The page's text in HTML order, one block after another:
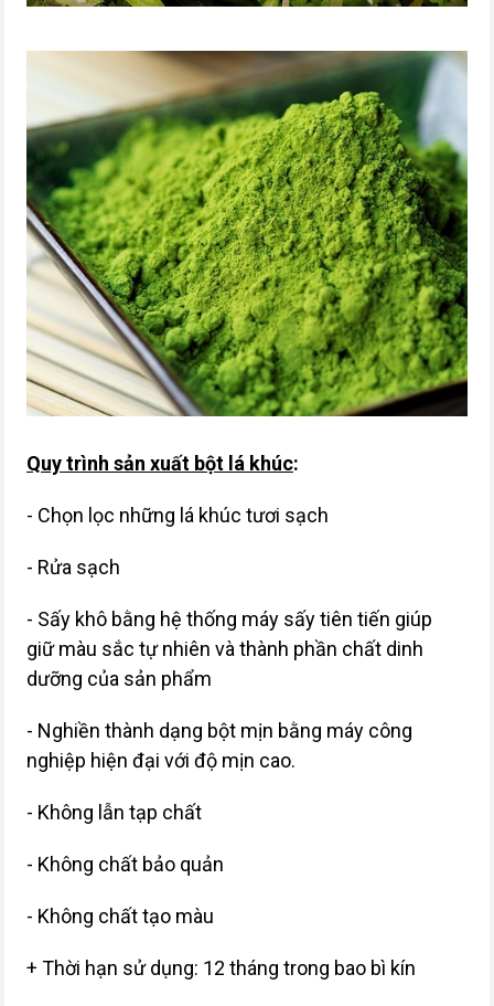
Quy trình sản xuất bột lá khúc:
- Chọn lọc những lá khúc tươi sạch
- Rửa sạch
- Sấy khô bằng hệ thống máy sấy tiên tiến giúp
giữ màu sắc tự nhiên và thành phần chất dinh
dưỡng của sản phẩm
- Nghiền thành dạng bột mịn bằng máy công
nghiệp hiện đại với độ mịn cao.
- Không lẫn tạp chất
- Không chất bảo quản
- Không chất tạo màu
+ Thời hạn sử dụng: 12 tháng trong bao bì kín